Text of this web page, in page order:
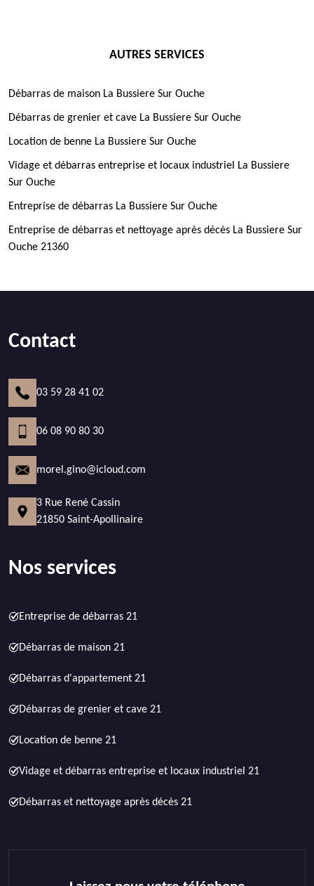
AUTRES SERVICES
Débarras de maison La Bussiere Sur Ouche
Débarras de grenier et cave La Bussiere Sur Ouche
Location de benne La Bussiere Sur Ouche
Vidage et débarras entreprise et locaux industriel La Bussiere
Sur Ouche
Entreprise de débarras La Bussiere Sur Ouche
Entreprise de débarras et nettoyage après décès La Bussiere Sur
Ouche 21360
Contact
03 59 28 41 02
06 08 90 80 30
morel.gino@icloud.com
3 Rue René Cassin
21850 Saint-Apollinaire
Nos services
Entreprise de débarras 21
Débarras de maison 21
Débarras d'appartement 21
Débarras de grenier et cave 21
Location de benne 21
Vidage et débarras entreprise et locaux industriel 21
Débarras et nettoyage après décès 21